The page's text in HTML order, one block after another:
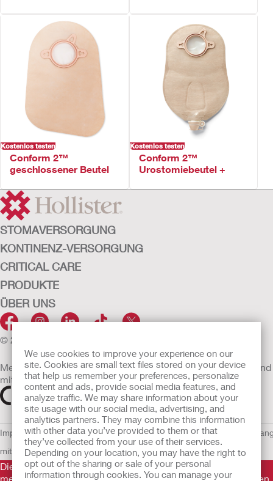
We use cookies to improve your experience on our
site. Cookies are small text files stored on your device
that help us remember your preferences, personalize
content and ads, provide social media features, and
analyze traffic. We may share information about your
site usage with our social media, advertising, and
analytics partners. They may combine this information
with other data you’ve provided to them or that
they’ve collected from your use of their services.
Depending on your location, you may have the right to
opt out of the sharing or sale of your personal
information through cookies. You can manage your
Kostenlos testen
Conform 2™
geschlossener Beutel
Kostenlos testen
Conform 2™
Urostomiebeutel +
STOMAVERSORGUNG
KONTINENZ-VERSORGUNG
CRITICAL CARE
PRODUKTE
ÜBER UNS
© 2026 Hollister Incorporated
Medizinprodukte, die innerhalb der EU vertrieben werden, sind
mit einem der folgenden Symbole gekennzeichnet
Impressum AGB Nutzungsbedingungen Datenschutzerklärung
mit CookiesEU Whistleblowern-Mitteilung
Die Informationen auf dieser Website sind nicht als
medizinische Beratung gedacht und sollen die Empfehlungen